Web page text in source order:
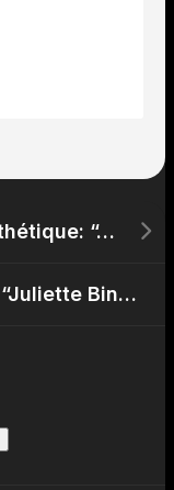
Juliette Binoche Chirurgie Esthétique: “Juliette Binoche : Beauté Intemporelle, Chirurgieou Génétique?”
Juliette Binoche Chirurgie: “Juliette Binoche et la Chirurgie : Elle Révèle sa Philosophiesur le Vieillissement!”